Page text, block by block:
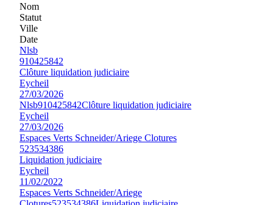
Nom
Statut
Ville
Date
Nlsb
910425842
Clôture liquidation judiciaire
Eycheil
27/03/2026
Nlsb910425842Clôture liquidation judiciaire
Eycheil
27/03/2026
Espaces Verts Schneider/Ariege Clotures
523534386
Liquidation judiciaire
Eycheil
11/02/2022
Espaces Verts Schneider/Ariege